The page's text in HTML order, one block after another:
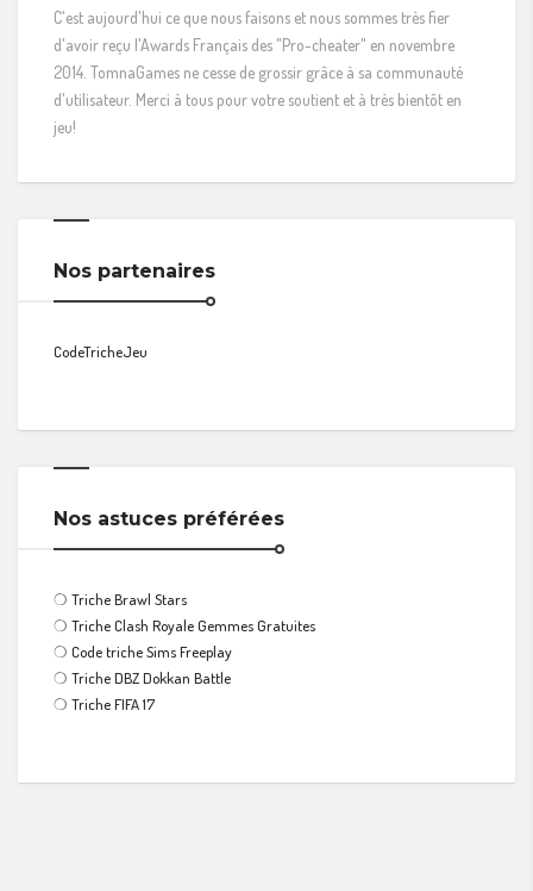
C'est aujourd'hui ce que nous faisons et nous sommes très fier
d'avoir reçu l'Awards Français des "Pro-cheater" en novembre
2014. TomnaGames ne cesse de grossir grâce à sa communauté
d'utilisateur. Merci à tous pour votre soutient et à très bientôt en
jeu!
Nos partenaires
CodeTricheJeu
Nos astuces préférées
❍ Triche Brawl Stars
❍ Triche Clash Royale Gemmes Gratuites
❍ Code triche Sims Freeplay
❍ Triche DBZ Dokkan Battle
❍ Triche FIFA 17